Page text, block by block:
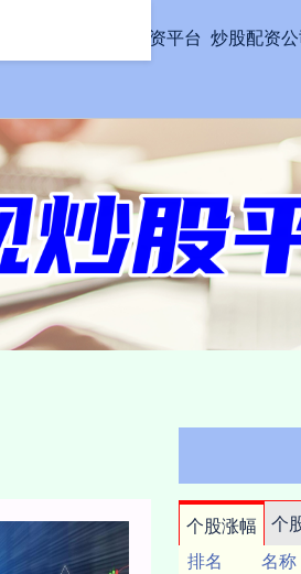
股票配资平台 炒股配资
个股涨幅 个
排名
名称